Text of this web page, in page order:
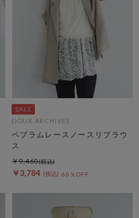
DOUX ARCHIVES
ペプラムレースノースリブラウ
ス
￥3,784 60％OFF
￥9,460